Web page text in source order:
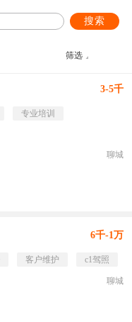
搜索
筛选
3-5千
专业培训
聊城
6千-1万
客户维护 c1驾照
聊城